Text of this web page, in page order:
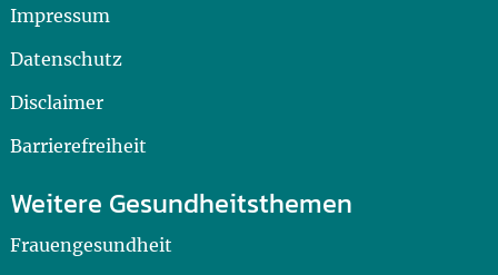
Impressum
Datenschutz
Disclaimer
Barrierefreiheit
Weitere Gesundheitsthemen
Frauengesundheit